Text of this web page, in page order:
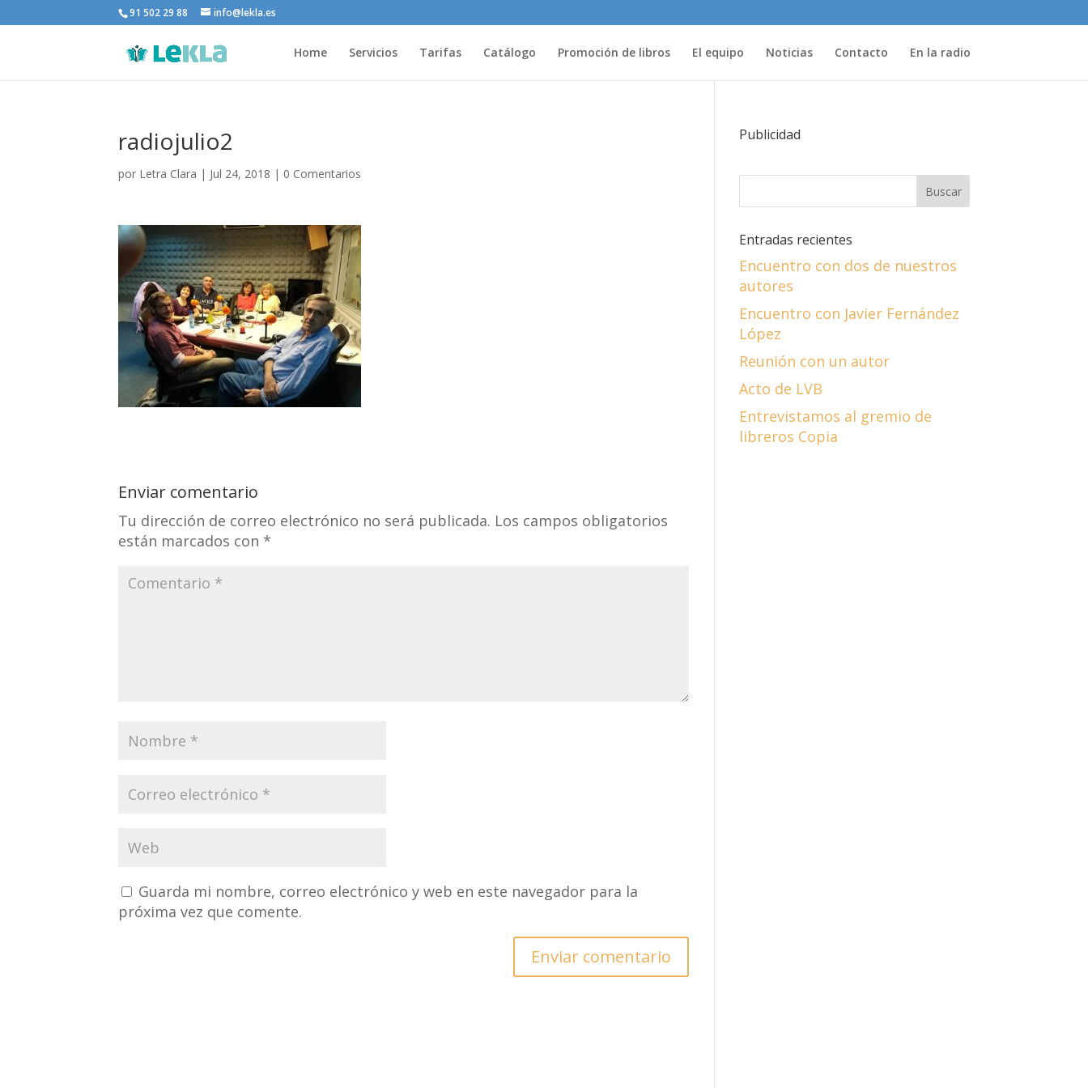
91 502 29 88 info@lekla.es
Home Servicios Tarifas Catálogo Promoción de libros El equipo Noticias Contacto En la radio
radiojulio2
por Letra Clara | Jul 24, 2018 | 0 Comentarios
Enviar comentario
Tu dirección de correo electrónico no será publicada. Los campos obligatorios
están marcados con *
Guarda mi nombre, correo electrónico y web en este navegador para la
próxima vez que comente.
Publicidad
Entradas recientes
Encuentro con dos de nuestros
autores
Encuentro con Javier Fernández
López
Reunión con un autor
Acto de LVB
Entrevistamos al gremio de
libreros Copia